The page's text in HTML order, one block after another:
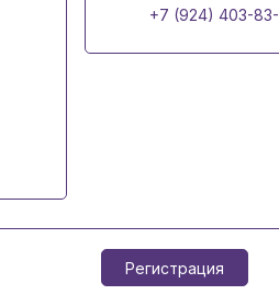
+7 (924) 403-
Регистрация